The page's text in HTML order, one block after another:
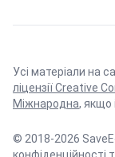
Усі матеріали на
ліцензії Creative
Міжнародна, якщо
© 2018-2026